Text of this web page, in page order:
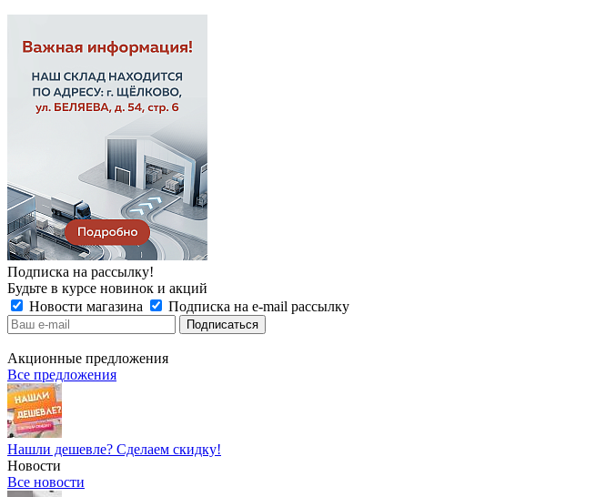
Подписка на рассылку!
Будьте в курсе новинок и акций
Новости магазина
Подписка на e-mail рассылку
Акционные предложения
Все предложения
Нашли дешевле? Сделаем скидку!
Новости
Все новости